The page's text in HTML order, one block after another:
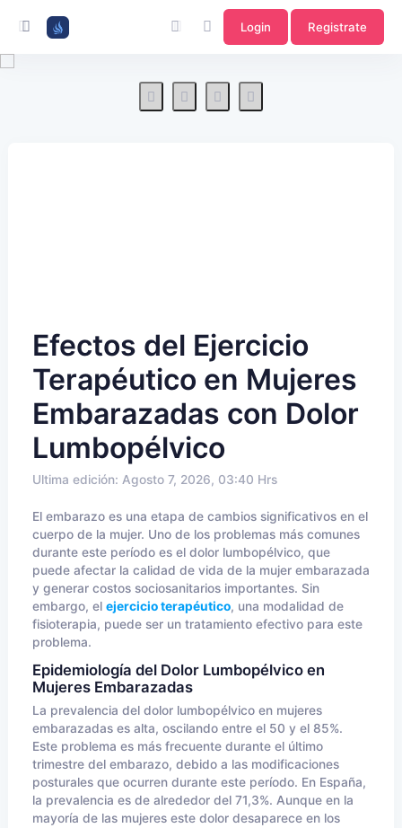
Login Registrate
Efectos del Ejercicio
Terapéutico en Mujeres
Embarazadas con Dolor
Lumbopélvico
Ultima edición: Agosto 7, 2026, 03:40 Hrs
El embarazo es una etapa de cambios significativos en el
cuerpo de la mujer. Uno de los problemas más comunes
durante este período es el dolor lumbopélvico, que
puede afectar la calidad de vida de la mujer embarazada
y generar costos sociosanitarios importantes. Sin
embargo, el ejercicio terapéutico, una modalidad de
fisioterapia, puede ser un tratamiento efectivo para este
problema.
Epidemiología del Dolor Lumbopélvico en
Mujeres Embarazadas
La prevalencia del dolor lumbopélvico en mujeres
embarazadas es alta, oscilando entre el 50 y el 85%.
Este problema es más frecuente durante el último
trimestre del embarazo, debido a las modificaciones
posturales que ocurren durante este período. En España,
la prevalencia es de alrededor del 71,3%. Aunque en la
mayoría de las mujeres este dolor desaparece en los